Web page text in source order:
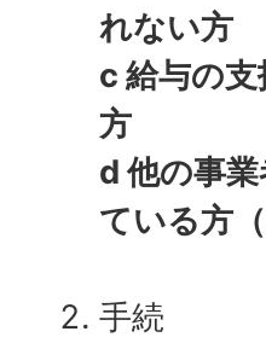
れない方
c 給与の
方
d 他の事
ている方
手続